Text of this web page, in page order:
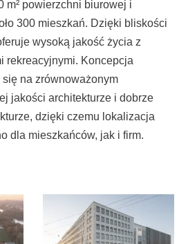
m² powierzchni biurowej i
300 mieszkań. Dzięki bliskości
wysoką jakość życia z
rekreacyjnymi. Koncepcja
na zrównoważonym
jakości architekturze i dobrze
dzięki czemu lokalizacja
dla mieszkańców, jak i firm.